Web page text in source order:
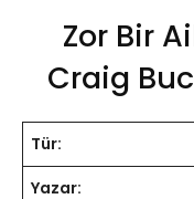
Zor Bir
Craig
Tür:
Yazar: